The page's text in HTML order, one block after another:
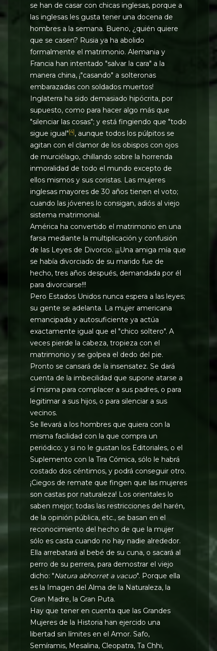
se han de casar con chicas inglesas, porque a
las inglesas les gusta tener una docena de
hombres a la semana. Bueno, ¿quién quiere
que se casen? Rusia ya ha abolido
formalmente el matrimonio. Alemania y
Francia han intentado "salvar la cara" a la
manera china, ¡"casando" a solteronas
embarazadas con soldados muertos!
Inglaterra ha sido demasiado hipócrita, por
supuesto, como para hacer algo más que
"silenciar las cosas"; y está fingiendo que "todo
sigue igual"[4], aunque todos los púlpitos se
agitan con el clamor de los obispos con ojos
de murciélago, chillando sobre la horrenda
inmoralidad de todo el mundo excepto de
ellos mismos y sus coristas. Las mujeres
inglesas mayores de 30 años tienen el voto;
cuando las jóvenes lo consigan, adiós al viejo
sistema matrimonial.
América ha convertido el matrimonio en una
farsa mediante la multiplicación y confusión
de las Leyes de Divorcio. ¡¡¡Una amiga mía que
se había divorciado de su marido fue de
hecho, tres años después, demandada por él
para divorciarse!!!
Pero Estados Unidos nunca espera a las leyes;
su gente se adelanta. La mujer americana
emancipada y autosuficiente ya actúa
exactamente igual que el "chico soltero". A
veces pierde la cabeza, tropieza con el
matrimonio y se golpea el dedo del pie.
Pronto se cansará de la insensatez. Se dará
cuenta de la imbecilidad que supone atarse a
sí misma para complacer a sus padres, o para
legitimar a sus hijos, o para silenciar a sus
vecinos.
Se llevará a los hombres que quiera con la
misma facilidad con la que compra un
periódico; y si no le gustan los Editoriales, o el
Suplemento con la Tira Cómica, sólo le habrá
costado dos céntimos, y podrá conseguir otro.
¡Ciegos de remate que fingen que las mujeres
son castas por naturaleza! Los orientales lo
saben mejor; todas las restricciones del harén,
de la opinión pública, etc., se basan en el
reconocimiento del hecho de que la mujer
sólo es casta cuando no hay nadie alrededor.
Ella arrebatará al bebé de su cuna, o sacará al
perro de su perrera, para demostrar el viejo
dicho: "Natura abhorret a vacuo". Porque ella
es la Imagen del Alma de la Naturaleza, la
Gran Madre, la Gran Puta.
Hay que tener en cuenta que las Grandes
Mujeres de la Historia han ejercido una
libertad sin límites en el Amor. Safo,
Semíramis, Mesalina, Cleopatra, Ta Chhi,